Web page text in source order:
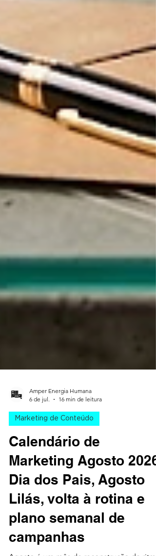
Amper Energia Humana
6 de jul.
16 min de leitura
Marketing de Conteúdo
Calendário de
Marketing Agosto 2026:
Dia dos Pais, Agosto
Lilás, volta à rotina e